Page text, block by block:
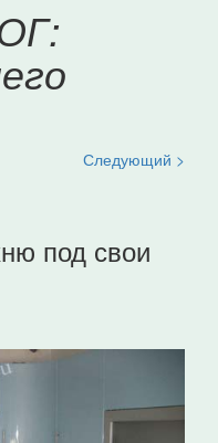
Следующий >
под свои